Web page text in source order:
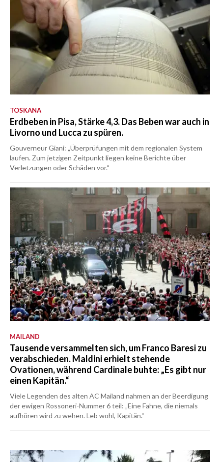
TOSKANA
Erdbeben in Pisa, Stärke 4,3. Das Beben war auch in
Livorno und Lucca zu spüren.
Gouverneur Giani: „Überprüfungen mit dem regionalen System
laufen. Zum jetzigen Zeitpunkt liegen keine Berichte über
Verletzungen oder Schäden vor.“
MAILAND
Tausende versammelten sich, um Franco Baresi zu
verabschieden. Maldini erhielt stehende
Ovationen, während Cardinale buhte: „Es gibt nur
einen Kapitän.“
Viele Legenden des alten AC Mailand nahmen an der Beerdigung
der ewigen Rossoneri-Nummer 6 teil: „Eine Fahne, die niemals
aufhören wird zu wehen. Leb wohl, Kapitän.“